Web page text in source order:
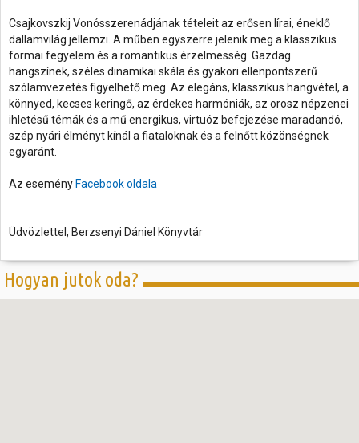
Csajkovszkij Vonósszerenádjának tételeit az erősen lírai, éneklő
dallamvilág jellemzi. A műben egyszerre jelenik meg a klasszikus
formai fegyelem és a romantikus érzelmesség. Gazdag
hangszínek, széles dinamikai skála és gyakori ellenpontszerű
szólamvezetés figyelhető meg. Az elegáns, klasszikus hangvétel, a
könnyed, kecses keringő, az érdekes harmóniák, az orosz népzenei
ihletésű témák és a mű energikus, virtuóz befejezése maradandó,
szép nyári élményt kínál a fiataloknak és a felnőtt közönségnek
egyaránt.
Az esemény Facebook oldala
Üdvözlettel, Berzsenyi Dániel Könyvtár
Hogyan jutok oda?